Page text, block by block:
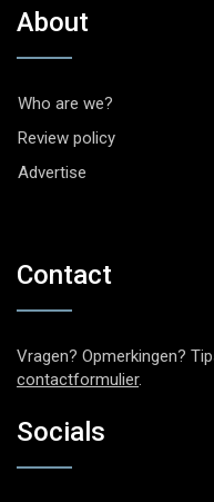
About
Who are we?
Review policy
Advertise
Contact
Vragen? Opmerkingen?
contactformulier.
Socials